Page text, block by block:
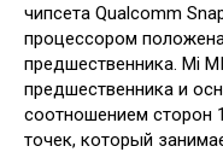
чипсета Qualcomm
процессором
предшественника. Mi
предшественника и
соотношением сторон
точек, который